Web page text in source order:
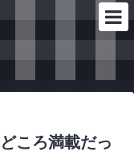
ころ満載だっ